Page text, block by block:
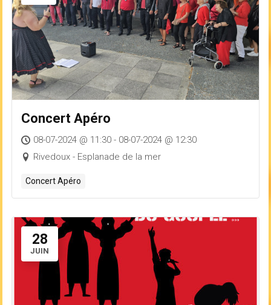
Concert Apéro
08-07-2024 @ 11:30 - 08-07-2024 @ 12:30
Rivedoux - Esplanade de la mer
Concert Apéro
28
JUIN